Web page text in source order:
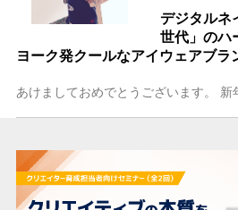
デジタルネ
世代」のハ
ヨーク発クールなアイウェアブラ